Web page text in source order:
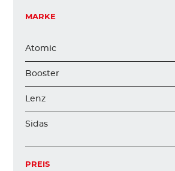
KINDER
VERLEIH
MARKE
Atomic
Booster
Lenz
Sidas
PREIS